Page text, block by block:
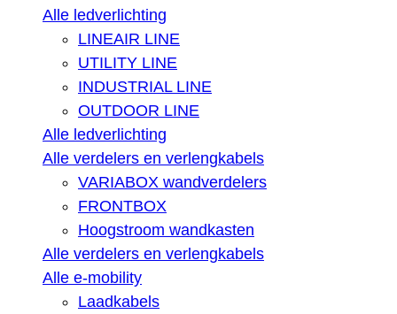
Alle ledverlichting
LINEAIR LINE
UTILITY LINE
INDUSTRIAL LINE
OUTDOOR LINE
Alle ledverlichting
Alle verdelers en verlengkabels
VARIABOX wandverdelers
FRONTBOX
Hoogstroom wandkasten
Alle verdelers en verlengkabels
Alle e-mobility
Laadkabels